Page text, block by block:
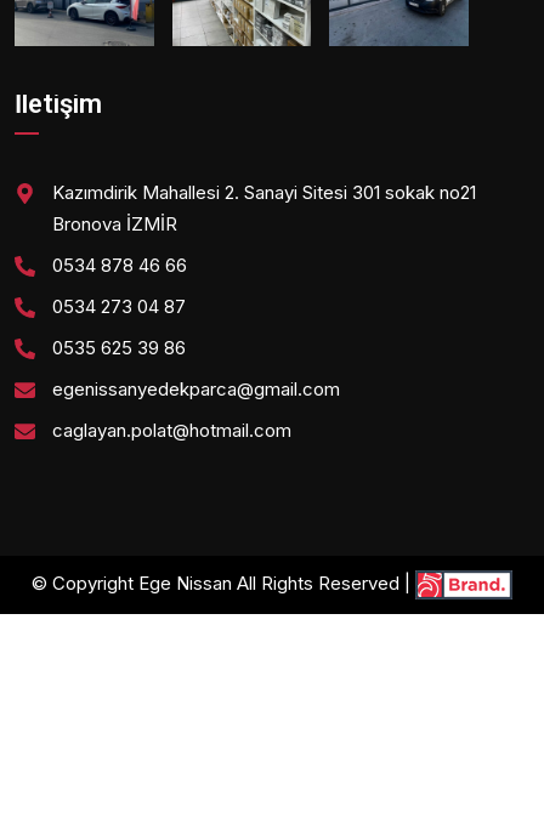
İletişim
Kazımdirik Mahallesi 2. Sanayi Sitesi 301 sokak no21
Bronova İZMİR
0534 878 46 66
0534 273 04 87
0535 625 39 86
egenissanyedekparca@gmail.com
caglayan.polat@hotmail.com
© Copyright Ege Nissan All Rights Reserved |